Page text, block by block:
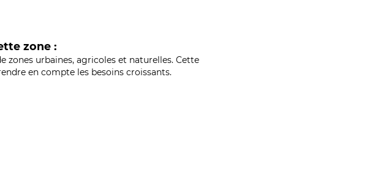
zone :
zones urbaines, agricoles et naturelles. Cette
en compte les besoins croissants.